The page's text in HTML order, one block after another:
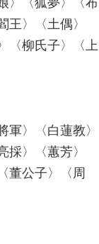
〉〈土偶〉
〈柳氏子〉〈上
〉〈白蓮教〉
〉〈蕙芳〉
董公子〉〈周